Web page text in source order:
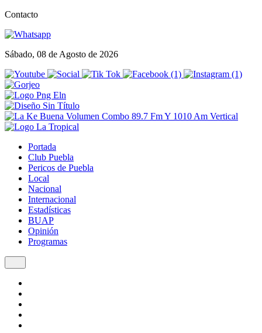
Contacto
Sábado, 08 de Agosto de 2026
Portada
Club Puebla
Pericos de Puebla
Local
Nacional
Internacional
Estadísticas
BUAP
Opinión
Programas